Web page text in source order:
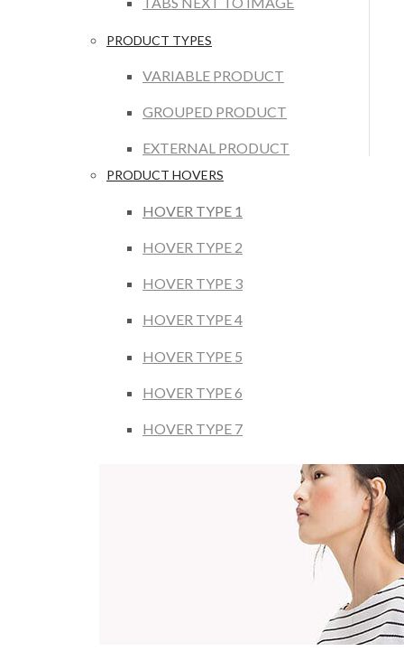
PRODUCT TYPES
VARIABLE PRODUCT
GROUPED PRODUCT
EXTERNAL PRODUCT
PRODUCT HOVERS
HOVER TYPE 1
HOVER TYPE 2
HOVER TYPE 3
HOVER TYPE 4
HOVER TYPE 5
HOVER TYPE 6
HOVER TYPE 7